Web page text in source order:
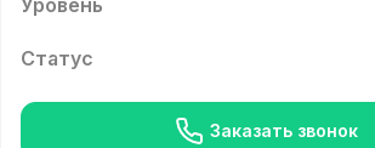
Уровень
Статус
Заказать звонок